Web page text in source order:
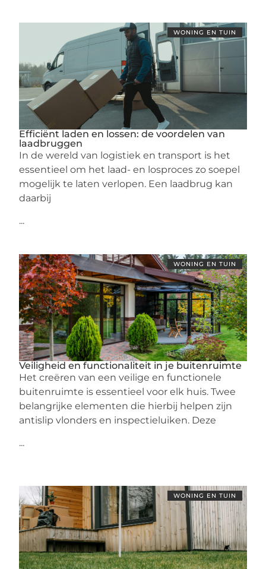
WONING EN TUIN
Efficiënt laden en lossen: de voordelen van
laadbruggen
In de wereld van logistiek en transport is het
essentieel om het laad- en losproces zo soepel
mogelijk te laten verlopen. Een laadbrug kan
daarbij
...
WONING EN TUIN
Veiligheid en functionaliteit in je buitenruimte
Het creëren van een veilige en functionele
buitenruimte is essentieel voor elk huis. Twee
belangrijke elementen die hierbij helpen zijn
antislip vlonders en inspectieluiken. Deze
...
WONING EN TUIN